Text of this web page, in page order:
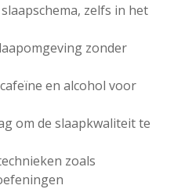
zelfs in het
zonder
en alcohol voor
om de slaapkwaliteit te
zoals